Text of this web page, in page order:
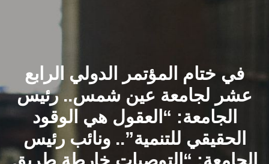
الشئون الأكاديمية
البحث العلمي
الرعاية الصحية
في ختام المؤتمر الدولي الرابع
عشر لجامعة عين شمس.. رئيس
الجامعة: “العقول هي الوقود
الحقيقي للتنمية”.. ونائب رئيس
الجامعة: “التوصيات خارطة طريق